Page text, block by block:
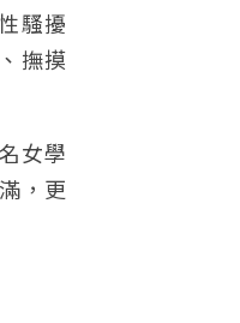
騷擾
撫摸
女學
，更